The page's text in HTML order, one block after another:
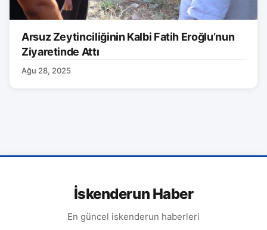
Arsuz Zeytinciliğinin Kalbi Fatih Eroğlu’nun
Ziyaretinde Attı
Ağu 28, 2025
İskenderun Haber
En güncel iskenderun haberleri